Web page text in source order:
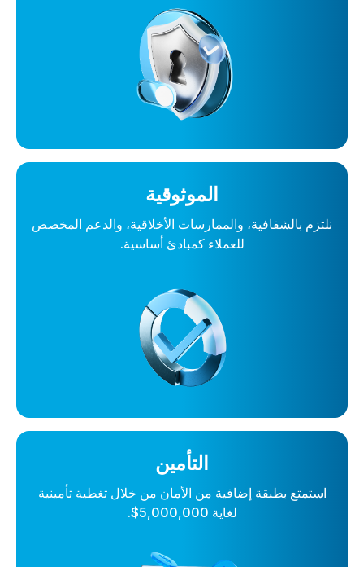
الموثوقية
نلتزم بالشفافية، والممارسات الأخلاقية، والدعم المخصص
للعملاء كمبادئ أساسية.
التأمين
استمتع بطبقة إضافية من الأمان من خلال تغطية تأمينية
لغاية 5,000,000$.